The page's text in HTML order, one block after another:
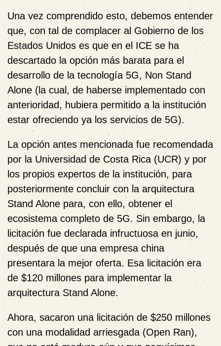
Una vez comprendido esto, debemos entender
que,con tal de complacer al Gobierno de los
Estados Unidos es que en el ICE se ha
descartado la opción más barata para el
desarrollo de la tecnología 5G, Non Stand
Alone (la cual, de haberse implementado con
anterioridad, hubiera permitido a la institución
estar ofreciendo ya los servicios de 5G).
La opción antes mencionada fue recomendada
por la Universidad de Costa Rica (UCR) y por
los propios expertos de la institución, para
posteriormente concluir con la arquitectura
Stand Alone para, con ello, obtener el
ecosistema completo de 5G. Sin embargo, la
licitación fue declarada infructuosa en junio,
después de que una empresa china
presentara la mejor oferta. Esa licitación era
de $120 millones para implementar la
arquitectura Stand Alone.
Ahora, sacaron una licitación de $250 millones
con una modalidad arriesgada (Open Ran),